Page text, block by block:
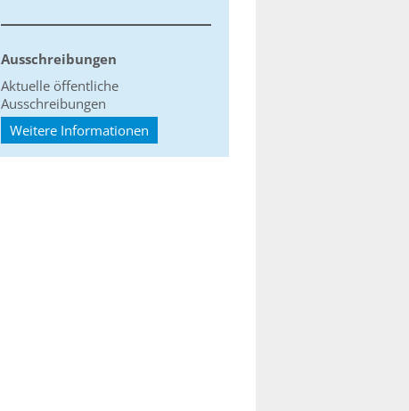
Ausschreibungen
Aktuelle öffentliche
Ausschreibungen
Weitere Informationen